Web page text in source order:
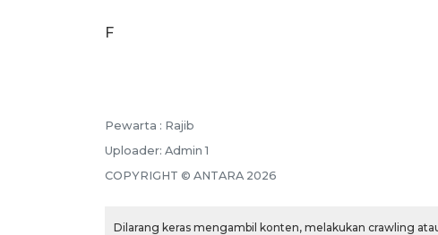
F
Pewarta : Rajib
Uploader: Admin 1
COPYRIGHT © ANTARA 2026
Dilarang keras mengambil konten, melakukan crawling